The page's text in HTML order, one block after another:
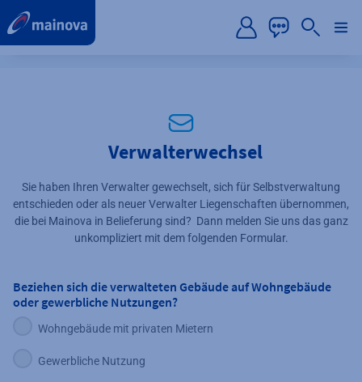
Verwalterwechsel
Sie haben Ihren Verwalter gewechselt, sich für Selbstverwaltung
entschieden oder als neuer Verwalter Liegenschaften übernommen,
die bei Mainova in Belieferung sind? Dann melden Sie uns das ganz
unkompliziert mit dem folgenden Formular.
Beziehen sich die verwalteten Gebäude auf Wohngebäude
oder gewerbliche Nutzungen?
Wohngebäude mit privaten Mietern
Gewerbliche Nutzung